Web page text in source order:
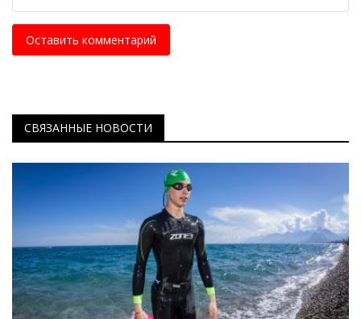
Оставить комментарий
СВЯЗАННЫЕ НОВОСТИ